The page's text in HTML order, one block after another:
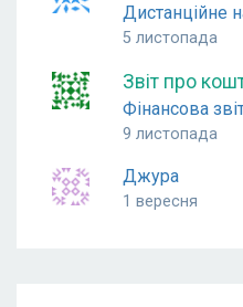
Дистанційне
5 листопада
Звіт про
Фінансова
9 листопада
Джура
1 вересня